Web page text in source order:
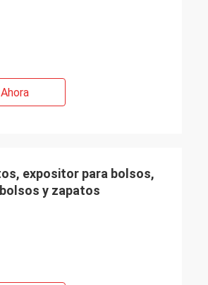
expositor para bolsos,
y zapatos